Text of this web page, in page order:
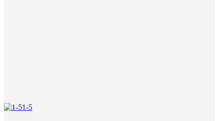
1-5